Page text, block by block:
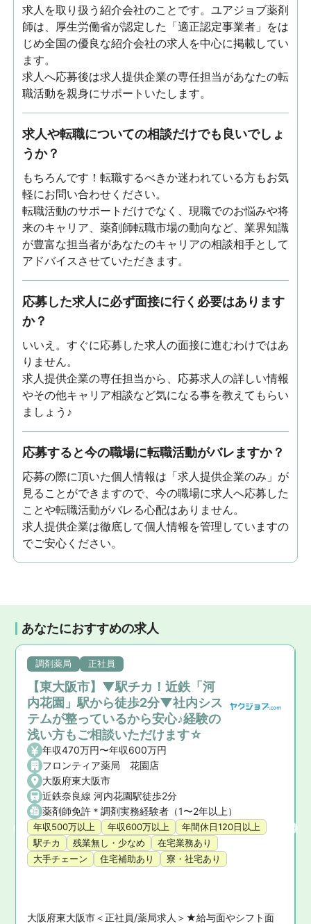
求人を取り扱う紹介会社のことです。ユアジョブ薬剤
師は、厚生労働省が認定した「適正認定事業者」をは
じめ全国の優良な紹介会社の求人を中心に掲載してい
ます。
求人へ応募後は求人提供企業の専任担当があなたの転
職活動を親身にサポートいたします。
求人や転職についての相談だけでも良いでしょ
うか？
もちろんです！転職するべきか迷われている方もお気
軽にお問い合わせください。
転職活動のサポートだけでなく、現職でのお悩みや将
来のキャリア、薬剤師転職市場の動向など、業界知識
が豊富な担当者があなたのキャリアの相談相手として
アドバイスさせていただきます。
応募した求人に必ず面接に行く必要はあります
か？
いいえ。すぐに応募した求人の面接に進むわけではあ
りません。
求人提供企業の専任担当から、応募求人の詳しい情報
やその他キャリア相談など気になる事を教えてもらい
ましょう♪
応募すると今の職場に転職活動がバレますか？
応募の際に頂いた個人情報は「求人提供企業のみ」が
見ることができますので、今の職場に求人へ応募した
ことや転職活動がバレる心配はありません。
求人提供企業は徹底して個人情報を管理していますの
でご安心ください。
あなたにおすすめの求人
調剤薬局 正社員
【東大阪市】▼駅チカ！近鉄「河
内花園」駅から徒歩2分▼社内シス
テムが整っているから安心♪経験の
浅い方もご相談いただけます☆
年収470万円〜年収600万円
フロンティア薬局 花園店
大阪府東大阪市
近鉄奈良線 河内花園駅徒歩2分
薬剤師免許＊調剤実務経験者（1〜2年以上）
年収500万以上 年収600万以上
年間休日120日以上
駅チカ
残業無し・少なめ
在宅業務あり
大手チェーン
住宅補助あり 寮・社宅あり
大阪府東大阪市＜正社員/薬局求人＞★給与面やシフト面